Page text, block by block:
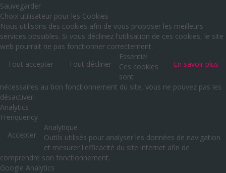
Sauvegarder
Choix utilisateur pour les Cookies
Nous utilisons des cookies afin de vous proposer les meilleurs
services possibles. Si vous déclinez l'utilisation de ces cookies, le site
web pourrait ne pas fonctionner correctement.
Tout accepter
Tout décliner En savoir plus
Essentiel
Ces cookies
sont
nécessaires au bon fonctionnement du site, vous ne pouvez pas les
désactiver.
Analytics
Frenquency
Accepter
Analytique
Outils utilisés pour analyser les données de navigation
et mesurer l'efficacité du site internet afin de
comprendre son fonctionnement.
Google Analytics